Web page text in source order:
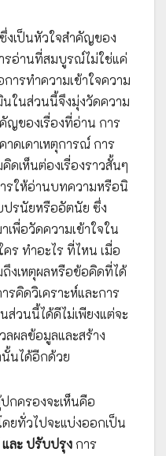
ซึ่งเป็นหัวใจสำคัญของ
รอ่านที่สมบูรณ์ไม่ใช่แค่
ารทำความเข้าใจความ
ในส่วนนี้จึงมุ่งวัดความ
ญของเรื่องที่อ่าน การ
าดเดาเหตุการณ์ การ
ดเห็นต่องเรื่องราวสั้นๆ
รให้อ่านบทความหรือนิ
รนัยหรืออัตนัย ซึ่ง
พื่อวัดความเข้าใจใน
ร ทำอะไร ที่ไหน เมื่อ
ถึงเหตุผลหรือข้อคิดที่ได้
รคิดวิเคราะห์และการ
วนนี้ได้ดีไม่เพียงแต่จะ
ผลข้อมูลและสร้าง
นั้นได้อีกด้วย
กครองจะเห็นคือ
ยทั่วไปจะแบ่งออกเป็น
ละ ปรับปรุง การ